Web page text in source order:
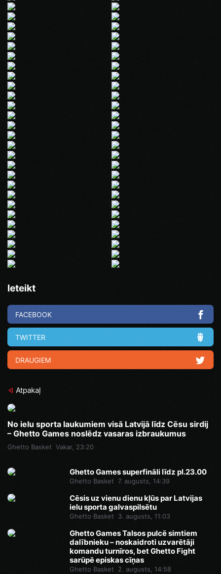
Ieteikt
FACEBOOK
TWITTER
DRAUGIEM
Atpakaļ
No ielu sporta laukumiem visā Latvijā līdz Cēsu sirdij
– Ghetto Games noslēdz vasaras izbraukumus
Ghetto Basket Vakar, 23:20
Ghetto Games superfināli līdz pl.23.00
Ghetto Basket 7. augusts, 14:39
Cēsis uz vienu dienu kļūs par Latvijas
ielu sporta galvaspilsētu
Ghetto Basket 3. augusts, 11:03
Ghetto Games Talsos pulcē simtiem
dalībnieku – noskaidroti uzvarētāji
komandu turnīros, bet Ghetto Fight
sarūpē episkas cīņas
Ghetto Basket 2. augusts, 14:58